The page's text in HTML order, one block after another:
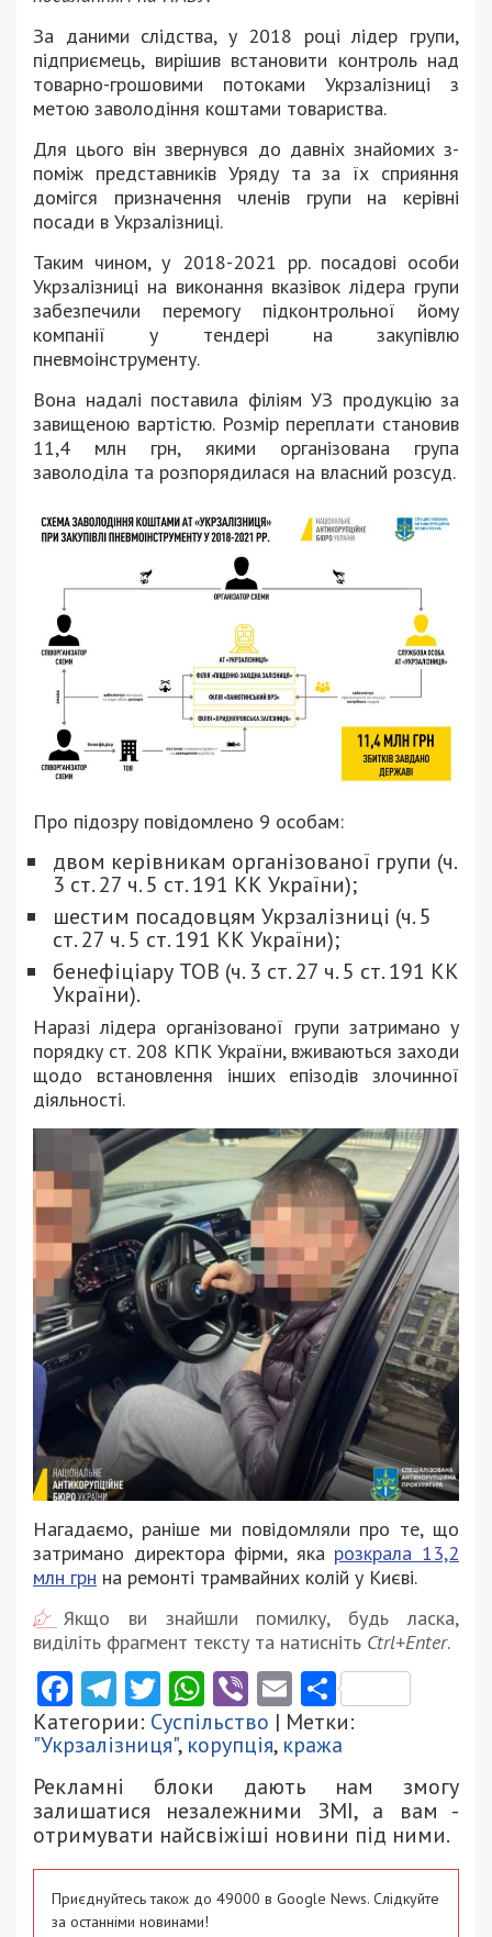
За даними слідства, у 2018 році лідер групи,
підприємець, вирішив встановити контроль над
товарно-грошовими потоками Укрзалізниці з
метою заволодіння коштами товариства.
Для цього він звернувся до давніх знайомих з-
поміж представників Уряду та за їх сприяння
домігся призначення членів групи на керівні
посади в Укрзалізниці.
Таким чином, у 2018-2021 рр. посадові особи
Укрзалізниці на виконання вказівок лідера групи
забезпечили перемогу підконтрольної йому
компанії у тендері на закупівлю
пневмоінструменту.
Вона надалі поставила філіям УЗ продукцію за
завищеною вартістю. Розмір переплати становив
11,4 млн грн, якими організована група
заволоділа та розпорядилася на власний розсуд.
Про підозру повідомлено 9 особам:
двом керівникам організованої групи (ч.
3 ст. 27 ч. 5 ст. 191 КК України);
шестим посадовцям Укрзалізниці (ч. 5
ст. 27 ч. 5 ст. 191 КК України);
бенефіціару ТОВ (ч. 3 ст. 27 ч. 5 ст. 191 КК
України).
Наразі лідера організованої групи затримано у
порядку ст. 208 КПК України, вживаються заходи
щодо встановлення інших епізодів злочинної
діяльності.
Нагадаємо, раніше ми повідомляли про те, що
затримано директора фірми, яка розкрала 13,2
млн грн на ремонті трамвайних колій у Києві.
Якщо ви знайшли помилку, будь ласка,
виділіть фрагмент тексту та натисніть Ctrl+Enter.
Facebook
Telegram
Twitter
WhatsApp
ViberEmail
Категории: Суспільство | Метки:
"Укрзалізниця", корупція, кража
Рекламні блоки дають нам змогу
залишатися незалежними ЗМІ, а вам -
отримувати найсвіжіші новини під ними.
Приєднуйтесь також до 49000 в Google News. Слідкуйте
за останніми новинами!